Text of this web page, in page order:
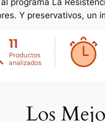
Y preservativos, un
Los